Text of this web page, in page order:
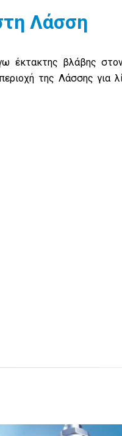
Λάσση
έκτακτης βλάβης
της Λάσσης για